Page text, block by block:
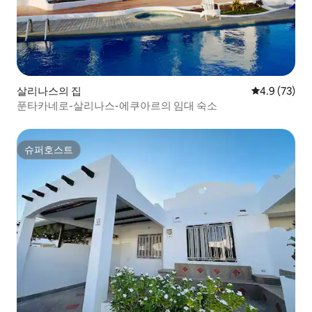
살리나스의 집 평점 4.9점(5
4.9 (73)
푼타카네로-살리나스-에쿠아르의 임대 숙소
슈퍼호스트
슈퍼호스트